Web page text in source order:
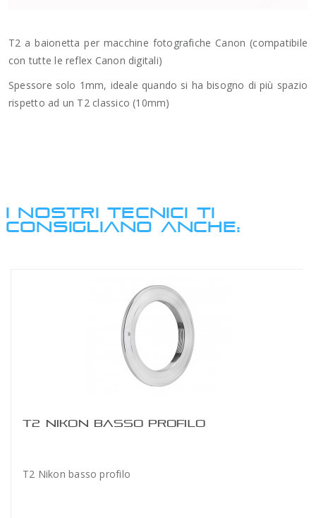
T2 a baionetta per macchine fotografiche Canon (compatibile
con tutte le reflex Canon digitali)
Spessore solo 1mm, ideale quando si ha bisogno di più spazio
rispetto ad un T2 classico (10mm)
I NOSTRI TECNICI TI
CONSIGLIANO ANCHE:
T2 NIKON BASSO PROFILO
T2 Nikon basso profilo